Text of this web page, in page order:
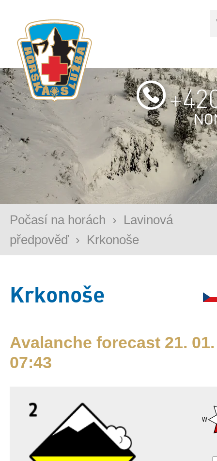
Počasí na horách › Lavinová
předpověď › Krkonoše
Krkonoše
Avalanche forecast 21. 01.
07:43